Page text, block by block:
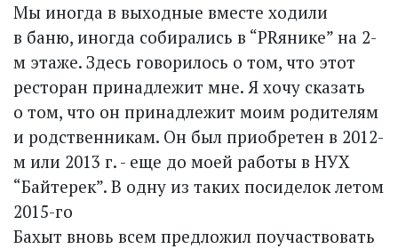
Мы иногда в выходные вместе ходили
в баню, иногда собирались в “PRянике” на 2-
м этаже. Здесь говорилось о том, что этот
ресторан принадлежит мне. Я хочу сказать
о том, что он принадлежит моим родителям
и родственникам. Он был приобретен в 2012-
м или 2013 г. - еще до моей работы в НУХ
“Байтерек”. В одну из таких посиделок летом
2015-го
Бахыт вновь всем предложил поучаствовать